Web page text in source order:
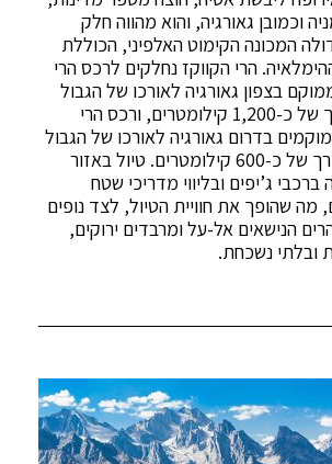
וכמובן גאורגיה, והוא מהווה חלק
המכונה הקימוט האלפיני, הכוללת
הרי הקווקז נחלקים לרכס הרי
בצפון גאורגיה לאורכו של הגבול
הרוסי ומגיע לאורך של כ-1,200 קילומטרים, ורכס הרי
בדרום גאורגיה לאורכו של הגבול
הטורקי ומגיע לאורך של כ-600 קילומטרים. טיול באזור
ג’יפים ובליווי מדריכי שטח
מה שהופך את חוויית הטיול, לצד נופים
הנישאים אל-על ומרבדים ירוקים,
ובלתי נשכחת.